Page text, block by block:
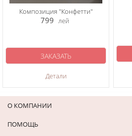
Композиция "Конфетти"
799 лей
Детали
ЗАКАЗАТЬ
О КОМПАНИИ
ПОМОЩЬ